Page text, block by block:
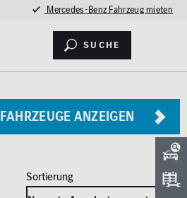
Mercedes-Benz Fahrzeug mieten
Suche
FAHRZEUGE ANZEIGEN